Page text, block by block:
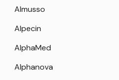
Almusso
Alpecin
AlphaMed
Alphanova